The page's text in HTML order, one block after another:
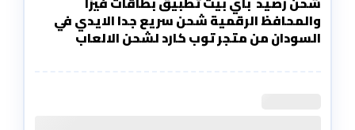
والمحافظ الرقمية شحن سريع جدا الايدي في
السودان من متجر توب كارد لشحن الالعاب